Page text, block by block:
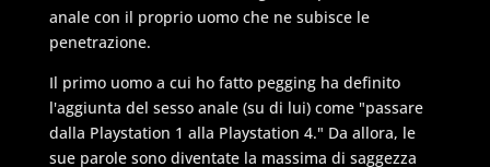
anale con il proprio uomo che ne subisce le
penetrazione.
Il primo uomo a cui ho fatto pegging ha definito
l'aggiunta del sesso anale (su di lui) come "passare
dalla Playstation 1 alla Playstation 4." Da allora, le
sue parole sono diventate la massima di saggezza